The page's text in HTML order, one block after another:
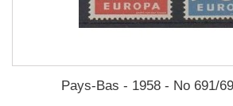
Pays-Bas - 1958 - No 691/